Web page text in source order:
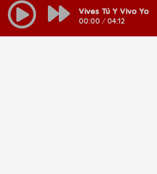
Vives Tú Y Vivo Yo
00:00 / 04:12